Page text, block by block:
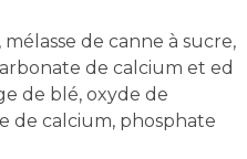
de canne à sucre,
de calcium et ed
de blé, oxyde de
de calcium, phosphate